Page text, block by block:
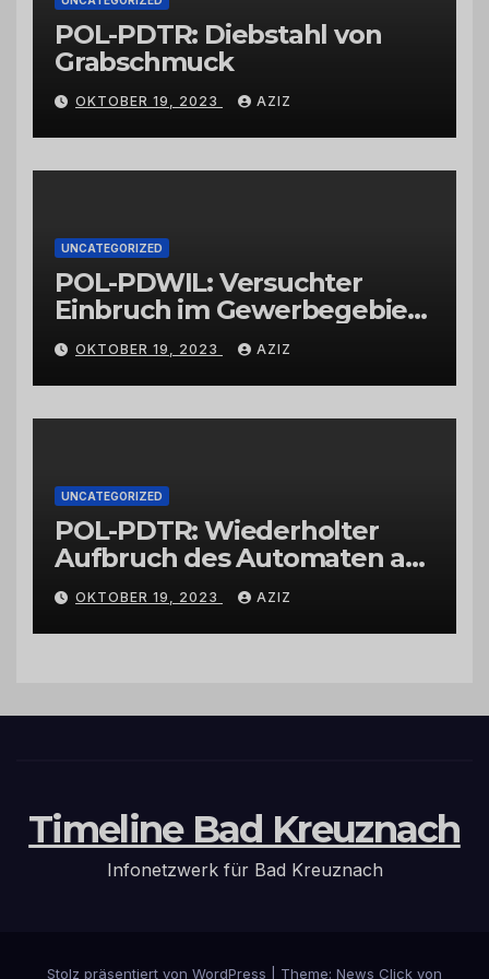
POL-PDTR: Diebstahl von
Grabschmuck
OKTOBER 19, 2023 AZIZ
UNCATEGORIZED
POL-PDWIL: Versuchter
Einbruch im Gewerbegebiet
Wittlich
OKTOBER 19, 2023 AZIZ
UNCATEGORIZED
POL-PDTR: Wiederholter
Aufbruch des Automaten am
Wohnmobilstellplatz in
Hermeskeil am Labachweg
OKTOBER 19, 2023 AZIZ
Timeline Bad Kreuznach
Infonetzwerk für Bad Kreuznach
Stolz präsentiert von WordPress Theme: News Click von